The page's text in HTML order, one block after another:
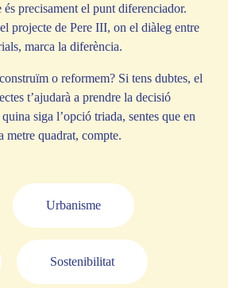
és precisament el punt diferenciador.
projecte de Pere III, on el diàleg entre
marca la diferència.
o reformem? Si tens dubtes, el
t’ajudarà a prendre la decisió
siga l’opció triada, sentes que en
metre quadrat, compte.
Urbanisme
Sostenibilitat